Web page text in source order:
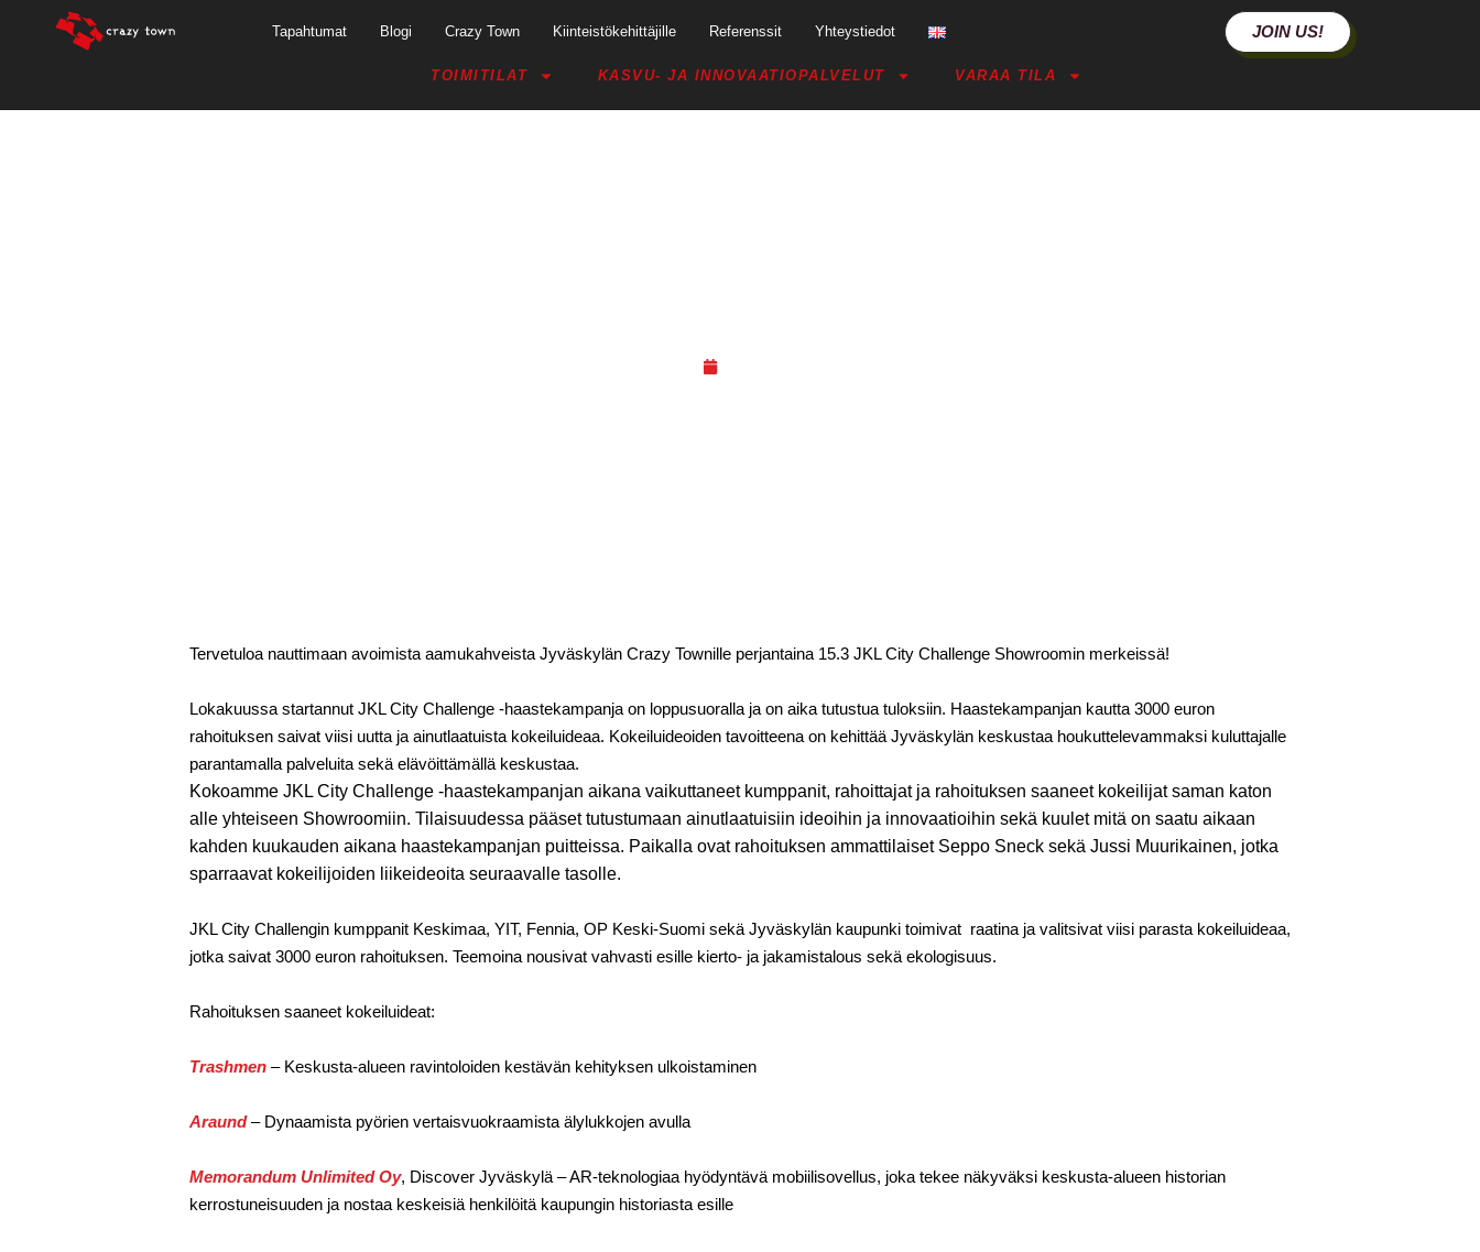
Tapahtumat Blogi Crazy Town Kiinteistökehittäjille Referenssit Yhteystiedot JOIN US!
TOIMITILAT KASVU- JA INNOVAATIOPALVELUT VARAA TILA
Tervetuloa nauttimaan avoimista aamukahveista Jyväskylän Crazy Townille perjantaina 15.3 JKL City Challenge Showroomin merkeissä!
Lokakuussa startannut JKL City Challenge -haastekampanja on loppusuoralla ja on aika tutustua tuloksiin. Haastekampanjan kautta 3000 euron
rahoituksen saivat viisi uutta ja ainutlaatuista kokeiluideaa. Kokeiluideoiden tavoitteena on kehittää Jyväskylän keskustaa houkuttelevammaksi kuluttajalle
parantamalla palveluita sekä elävöittämällä keskustaa.
Kokoamme JKL City Challenge -haastekampanjan aikana vaikuttaneet kumppanit, rahoittajat ja rahoituksen saaneet kokeilijat saman katon
alle yhteiseen Showroomiin. Tilaisuudessa pääset tutustumaan ainutlaatuisiin ideoihin ja innovaatioihin sekä kuulet mitä on saatu aikaan
kahden kuukauden aikana haastekampanjan puitteissa. Paikalla ovat rahoituksen ammattilaiset Seppo Sneck sekä Jussi Muurikainen, jotka
sparraavat kokeilijoiden liikeideoita seuraavalle tasolle.
JKL City Challengin kumppanit Keskimaa, YIT, Fennia, OP Keski-Suomi sekä Jyväskylän kaupunki toimivat raatina ja valitsivat viisi parasta kokeiluideaa,
jotka saivat 3000 euron rahoituksen. Teemoina nousivat vahvasti esille kierto- ja jakamistalous sekä ekologisuus.
Rahoituksen saaneet kokeiluideat:
Trashmen – Keskusta-alueen ravintoloiden kestävän kehityksen ulkoistaminen
Araund– Dynaamista pyörien vertaisvuokraamista älylukkojen avulla
Memorandum Unlimited Oy, Discover Jyväskylä – AR-teknologiaa hyödyntävä mobiilisovellus, joka tekee näkyväksi keskusta-alueen historian
kerrostuneisuuden ja nostaa keskeisiä henkilöitä kaupungin historiasta esille